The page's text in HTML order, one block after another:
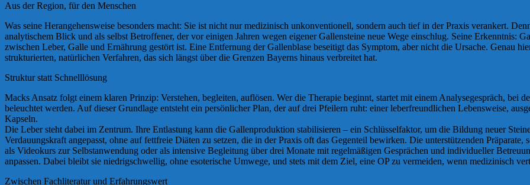
Aus der Region, für den Menschen
Was seine Herangehensweise besonders macht: Sie ist nicht nur medizinisch unkonventionell, sondern auch tief in der Praxis verankert.
analytischem Blick und als selbst Betroffener, der vor einigen Jahren wegen eigener Gallensteine neue Wege einschlug. Seine Erkenntnis:
zwischen Leber, Galle und Ernährung gestört ist. Eine Entfernung der Gallenblase beseitigt das Symptom, aber nicht die Ursache. Genau
strukturierten, natürlichen Verfahren, das sich längst über die Grenzen Bayerns hinaus verbreitet hat.
Struktur statt Schnelllösung
Macks Ansatz folgt einem klaren Prinzip: Verstehen, begleiten, auflösen. Wer die Therapie beginnt, startet mit einem Analysegespräch, bei
beleuchtet werden. Auf dieser Grundlage entsteht ein persönlicher Plan, der auf drei Pfeilern ruht: einer leberfreundlichen Lebensweise,
Kapseln.
Die Leber steht dabei im Zentrum. Ihre Entlastung kann die Gallenproduktion stabilisieren – ein Schlüsselfaktor, um die Bildung neuer
Verdauungskraft angepasst, ohne auf fettfreie Diäten zu setzen, die in der Praxis oft das Gegenteil bewirken. Die unterstützenden
als Videokurs zur Selbstanwendung oder als intensive Begleitung über drei Monate mit regelmäßigen Gesprächen und individueller
anpassen. Dabei bleibt sie niedrigschwellig, ohne esoterische Umwege, und stets mit dem Ziel, eine OP zu vermeiden, wenn medizinisch
Zwischen Fachliteratur und Erfahrungswert